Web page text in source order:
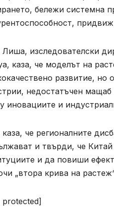
бележи системна
изследователски
каза, че моделът на
развитие, но
недостатъчен мащаб
иновациите и
че регионалните
и твърди, че
и да повиши
„втора крива на
protected]